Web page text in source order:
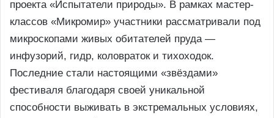
проекта «Испытатели природы». В рамках мастер-
классов «Микромир» участники рассматривали под
микроскопами живых обитателей пруда —
инфузорий, гидр, коловраток и тихоходок.
Последние стали настоящими «звёздами»
фестиваля благодаря своей уникальной
способности выживать в экстремальных условиях,